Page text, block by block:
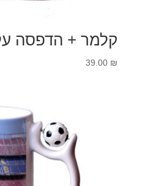
קלמר + הדפסה
39.00 ₪